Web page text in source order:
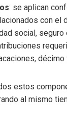
: se aplican
con el
social,
estos
al mismo